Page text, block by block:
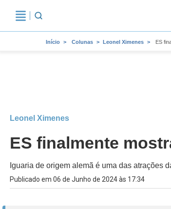
Início Colunas Leonel Ximenes ES
Leonel Ximenes
ES finalmente
Iguaria de origem alemã é uma das atrações
Publicado em 06 de Junho de 2024 às 17:34